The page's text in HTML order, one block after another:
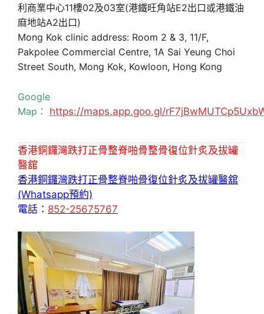
利商業中心11樓02及03室(港鐵旺角站E2出口或港鐵油
麻地站A2出口)
Mong Kok clinic address: Room 2 & 3, 11/F,
Pakpolee Commercial Centre, 1A Sai Yeung Choi
Street South, Mong Kok, Kowloon, Hong Kong
Google
Map： https://maps.app.goo.gl/
香港銅鑼灣跌打正骨整脊啪骨整骨復位針炙及拔罐
醫舘
香港銅鑼灣跌打正骨整脊啪骨復位針炙及拔罐醫舘
(Whatsapp預約)
電話： 852-25675767